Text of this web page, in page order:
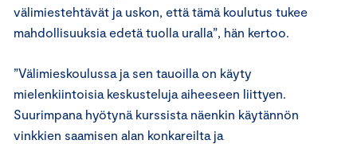
välimiestehtävät ja uskon, että tämä koulutus tukee
mahdollisuuksia edetä tuolla uralla”, hän kertoo.
”Välimieskoulussa ja sen tauoilla on käyty
mielenkiintoisia keskusteluja aiheeseen liittyen.
Suurimpana hyötynä kurssista näenkin käytännön
vinkkien saamisen alan konkareilta ja